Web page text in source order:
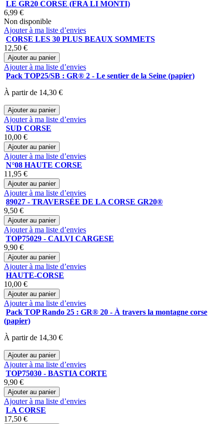
LE GR20 CORSE (FRA LI MONTI)
6,99 €
Non disponible
Ajouter à ma liste d’envies
CORSE LES 30 PLUS BEAUX SOMMETS
12,50 €
Ajouter au panier
Ajouter à ma liste d’envies
Pack TOP25/SB : GR® 2 - Le sentier de la Seine (papier)
À partir de 14,30 €
Ajouter au panier
Ajouter à ma liste d’envies
SUD CORSE
10,00 €
Ajouter au panier
Ajouter à ma liste d’envies
N°08 HAUTE CORSE
11,95 €
Ajouter au panier
Ajouter à ma liste d’envies
89027 - TRAVERSÉE DE LA CORSE GR20®
9,50 €
Ajouter au panier
Ajouter à ma liste d’envies
TOP75029 - CALVI CARGESE
9,90 €
Ajouter au panier
Ajouter à ma liste d’envies
HAUTE-CORSE
10,00 €
Ajouter au panier
Ajouter à ma liste d’envies
Pack TOP Rando 25 : GR® 20 - À travers la montagne corse
(papier)
À partir de 14,30 €
Ajouter au panier
Ajouter à ma liste d’envies
TOP75030 - BASTIA CORTE
9,90 €
Ajouter au panier
Ajouter à ma liste d’envies
LA CORSE
17,50 €